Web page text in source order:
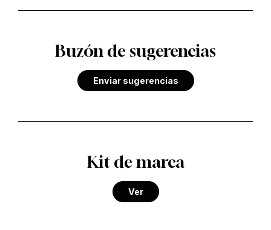
Buzón de sugerencias
Enviar sugerencias
Kit de marca
Ver